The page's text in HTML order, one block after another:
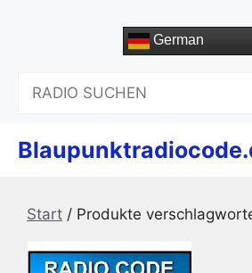
German
Start / Produkte